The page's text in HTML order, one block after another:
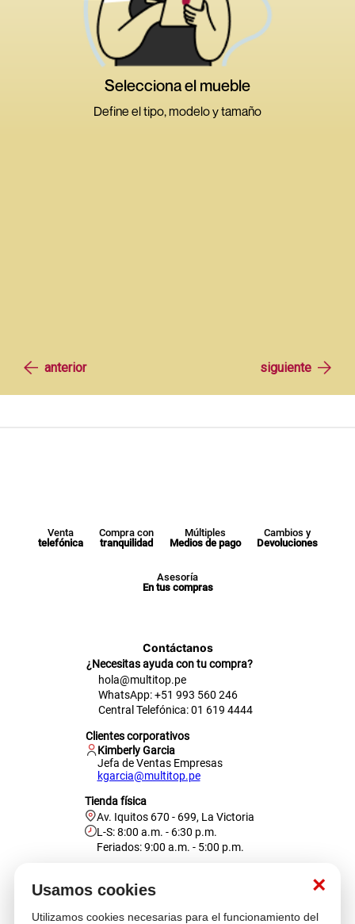
×
Usamos cookies
Utilizamos cookies necesarias para el funcionamiento del
Venta
telefónica
Compra con
tranquilidad
Múltiples
Medios de pago
Cambios y
Devoluciones
Asesoría
En tus compras
Contáctanos
¿Necesitas ayuda con tu compra?
hola@multitop.pe
WhatsApp: +51 993 560 246
Central Telefónica: 01 619 4444
Clientes corporativos
Kimberly Garcia
Jefa de Ventas Empresas
kgarcia@multitop.pe
Tienda física
Av. Iquitos 670 - 699, La Victoria
L-S: 8:00 a.m. - 6:30 p.m.
Feriados: 9:00 a.m. - 5:00 p.m.